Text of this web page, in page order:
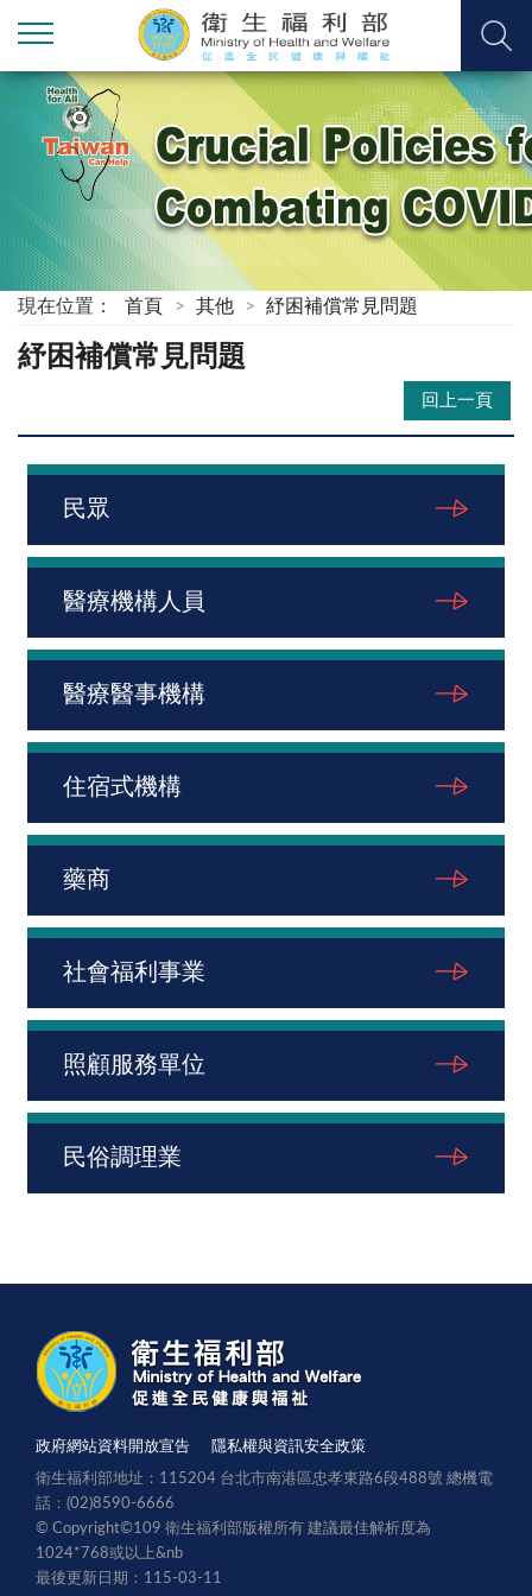
現在位置： 首頁 其他 紓困補償常見問題
紓困補償常見問題
回上一頁
民眾
醫療機構人員
醫療醫事機構
住宿式機構
藥商
社會福利事業
照顧服務單位
民俗調理業
政府網站資料開放宣告 隱私權與資訊安全政策
衛生福利部地址：115204 台北市南港區忠孝東路6段488號 總機電
話：(02)8590-6666
© Copyright©109 衛生福利部版權所有 建議最佳解析度為
1024*768或以上&nb
最後更新日期：115-03-11